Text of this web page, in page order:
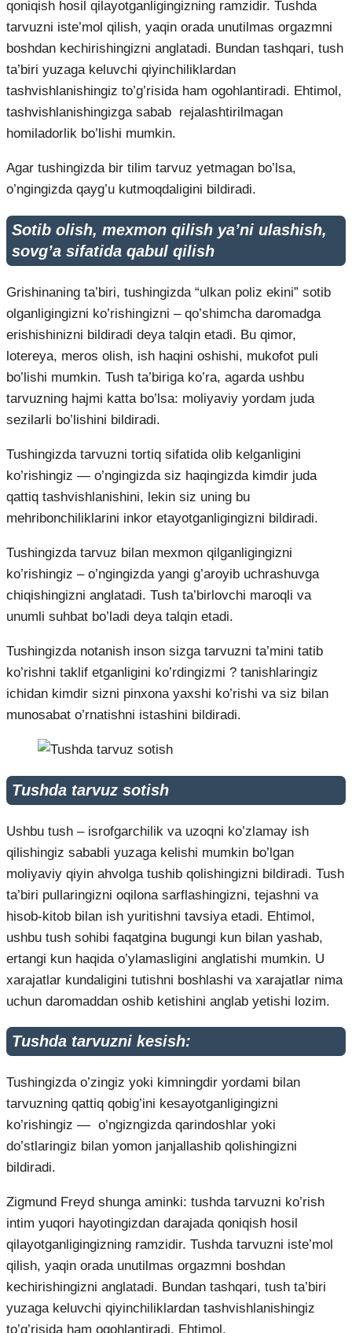
qoniqish hosil qilayotganligingizning ramzidir. Tushda
tarvuzni iste’mol qilish, yaqin orada unutilmas orgazmni
boshdan kechirishingizni anglatadi. Bundan tashqari, tush
ta’biri yuzaga keluvchi qiyinchiliklardan
tashvishlanishingiz to’g’risida ham ogohlantiradi. Ehtimol,
tashvishlanishingizga sabab rejalashtirilmagan
homiladorlik bo’lishi mumkin.
Agar tushingizda bir tilim tarvuz yetmagan bo’lsa,
o’ngingizda qayg’u kutmoqdaligini bildiradi.
Sotib olish, mexmon qilish ya’ni ulashish,
sovg’a sifatida qabul qilish
Grishinaning ta’biri, tushingizda “ulkan poliz ekini” sotib
olganligingizni ko’rishingizni – qo’shimcha daromadga
erishishinizni bildiradi deya talqin etadi. Bu qimor,
lotereya, meros olish, ish haqini oshishi, mukofot puli
bo’lishi mumkin. Tush ta’biriga ko’ra, agarda ushbu
tarvuzning hajmi katta bo’lsa: moliyaviy yordam juda
sezilarli bo’lishini bildiradi.
Tushingizda tarvuzni tortiq sifatida olib kelganligini
ko’rishingiz — o’ngingizda siz haqingizda kimdir juda
qattiq tashvishlanishini, lekin siz uning bu
mehribonchiliklarini inkor etayotganligingizni bildiradi.
Tushingizda tarvuz bilan mexmon qilganligingizni
ko’rishingiz – o’ngingizda yangi g’aroyib uchrashuvga
chiqishingizni anglatadi. Tush ta’birlovchi maroqli va
unumli suhbat bo’ladi deya talqin etadi.
Tushingizda notanish inson sizga tarvuzni ta’mini tatib
ko’rishni taklif etganligini ko’rdingizmi ? tanishlaringiz
ichidan kimdir sizni pinxona yaxshi ko’rishi va siz bilan
munosabat o’rnatishni istashini bildiradi.
Tushda tarvuz sotish
Ushbu tush – isrofgarchilik va uzoqni ko’zlamay ish
qilishingiz sababli yuzaga kelishi mumkin bo’lgan
moliyaviy qiyin ahvolga tushib qolishingizni bildiradi. Tush
ta’biri pullaringizni oqilona sarflashingizni, tejashni va
hisob-kitob bilan ish yuritishni tavsiya etadi. Ehtimol,
ushbu tush sohibi faqatgina bugungi kun bilan yashab,
ertangi kun haqida o’ylamasligini anglatishi mumkin. U
xarajatlar kundaligini tutishni boshlashi va xarajatlar nima
uchun daromaddan oshib ketishini anglab yetishi lozim.
Tushda tarvuzni kesish:
Tushingizda o’zingiz yoki kimningdir yordami bilan
tarvuzning qattiq qobig’ini kesayotganligingizni
ko’rishingiz — o’ngizngizda qarindoshlar yoki
do’stlaringiz bilan yomon janjallashib qolishingizni
bildiradi.
Zigmund Freyd shunga aminki: tushda tarvuzni ko’rish
intim yuqori hayotingizdan darajada qoniqish hosil
qilayotganligingizning ramzidir. Tushda tarvuzni iste’mol
qilish, yaqin orada unutilmas orgazmni boshdan
kechirishingizni anglatadi. Bundan tashqari, tush ta’biri
yuzaga keluvchi qiyinchiliklardan tashvishlanishingiz
to’g’risida ham ogohlantiradi. Ehtimol,